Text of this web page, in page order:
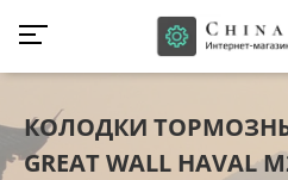
КОЛОДКИ
GREAT WALL